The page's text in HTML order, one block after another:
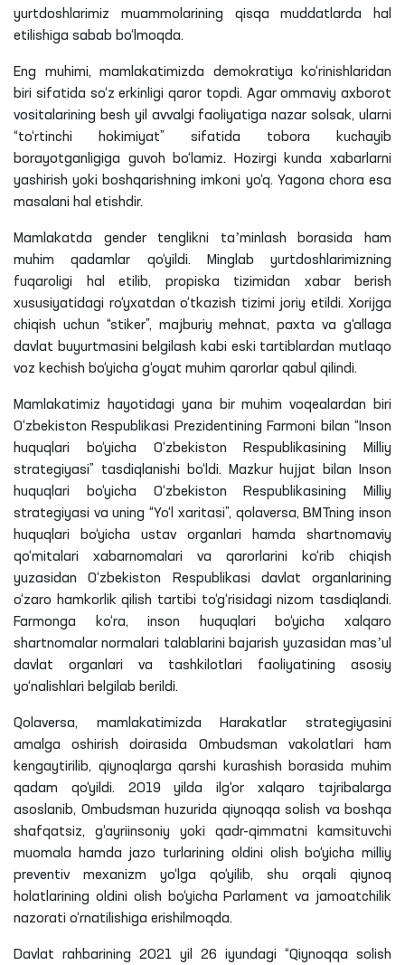
yurtdoshlarimiz muammolarining qisqa muddatlarda hal
etilishiga sabab bo‘lmoqda.
Eng muhimi, mamlakatimizda demokratiya ko‘rinishlaridan
biri sifatida so‘z erkinligi qaror topdi. Agar ommaviy axborot
vositalarining besh yil avvalgi faoliyatiga nazar solsak, ularni
“to‘rtinchi hokimiyat” sifatida tobora kuchayib
borayotganligiga guvoh bo‘lamiz. Hozirgi kunda xabarlarni
yashirish yoki boshqarishning imkoni yo‘q. Yagona chora esa
masalani hal etishdir.
Mamlakatda gender tenglikni taʼminlash borasida ham
muhim qadamlar qo‘yildi. Minglab yurtdoshlarimizning
fuqaroligi hal etilib, propiska tizimidan xabar berish
xususiyatidagi ro‘yxatdan o‘tkazish tizimi joriy etildi. Xorijga
chiqish uchun “stiker”, majburiy mehnat, paxta va g‘allaga
davlat buyurtmasini belgilash kabi eski tartiblardan mutlaqo
voz kechish bo‘yicha g‘oyat muhim qarorlar qabul qilindi.
Mamlakatimiz hayotidagi yana bir muhim voqealardan biri
O‘zbekiston Respublikasi Prezidentining Farmoni bilan “Inson
huquqlari bo‘yicha O‘zbekiston Respublikasining Milliy
strategiyasi” tasdiqlanishi bo‘ldi. Mazkur hujjat bilan Inson
huquqlari bo‘yicha O‘zbekiston Respublikasining Milliy
strategiyasi va uning “Yo‘l xaritasi”, qolaversa, BMTning inson
huquqlari bo‘yicha ustav organlari hamda shartnomaviy
qo‘mitalari xabarnomalari va qarorlarini ko‘rib chiqish
yuzasidan O‘zbekiston Respublikasi davlat organlarining
o‘zaro hamkorlik qilish tartibi to‘g‘risidagi nizom tasdiqlandi.
Farmonga ko‘ra, inson huquqlari bo‘yicha xalqaro
shartnomalar normalari talablarini bajarish yuzasidan masʼul
davlat organlari va tashkilotlari faoliyatining asosiy
yo‘nalishlari belgilab berildi.
Qolaversa, mamlakatimizda Harakatlar strategiyasini
amalga oshirish doirasida Ombudsman vakolatlari ham
kengaytirilib, qiynoqlarga qarshi kurashish borasida muhim
qadam qo‘yildi. 2019 yilda ilg‘or xalqaro tajribalarga
asoslanib, Ombudsman huzurida qiynoqqa solish va boshqa
shafqatsiz, g‘ayriinsoniy yoki qadr-qimmatni kamsituvchi
muomala hamda jazo turlarining oldini olish bo‘yicha milliy
preventiv mexanizm yo‘lga qo‘yilib, shu orqali qiynoq
holatlarining oldini olish bo‘yicha Parlament va jamoatchilik
nazorati o‘rnatilishiga erishilmoqda.
Davlat rahbarining 2021 yil 26 iyundagi “Qiynoqqa solish